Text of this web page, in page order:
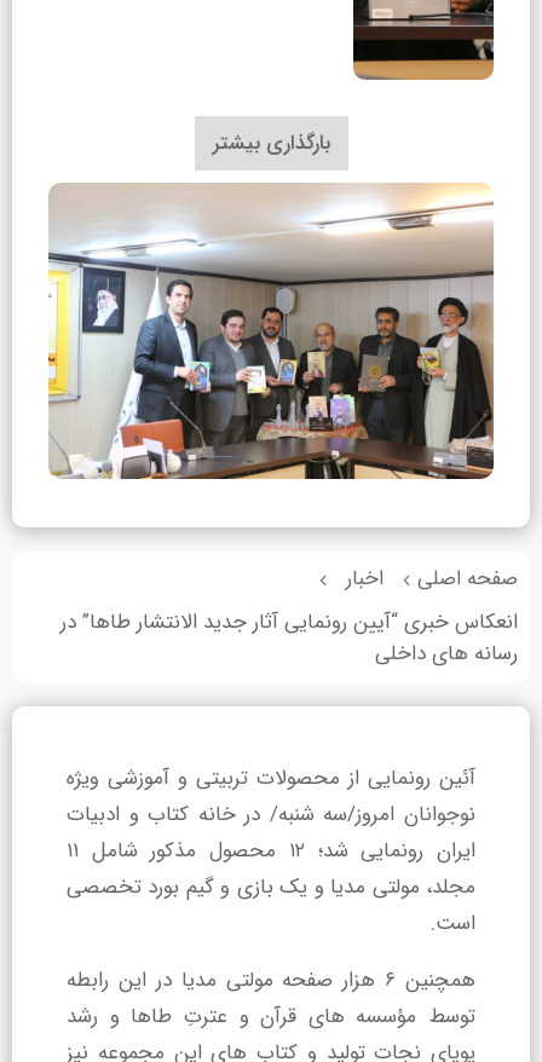
بارگذاری بیشتر
صفحه اصلی 4 اخبار 4
انعکاس خبری “آیین رونمایی آثار جدید الانتشار طاها” در
رسانه های داخلی
آئین رونمایی از محصولات تربیتی و آموزشی ویژه
نوجوانان امروز/سه شنبه/ در خانه کتاب و ادبیات
ایران رونمایی شد؛ ۱۲ محصول مذکور شامل ۱۱
مجلد، مولتی مدیا و یک بازی و گیم بورد تخصصی
است.
همچنین ۶ هزار صفحه مولتی مدیا در این رابطه
توسط مؤسسه های قرآن و عترتِ طاها و رشد
پویای نجات تولید و کتاب های این مجموعه نیز